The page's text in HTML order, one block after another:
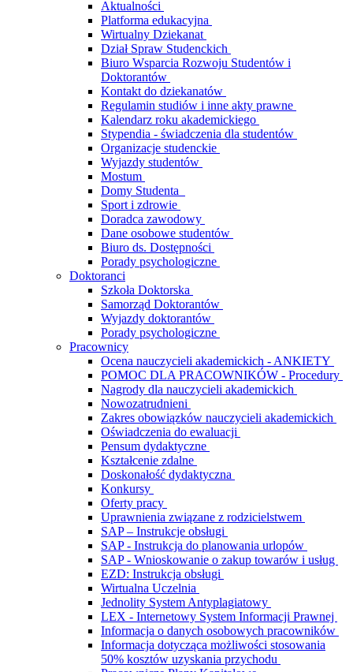
Aktualności
Platforma edukacyjna
Wirtualny Dziekanat
Dział Spraw Studenckich
Biuro Wsparcia Rozwoju Studentów i
Doktorantów
Kontakt do dziekanatów
Regulamin studiów i inne akty prawne
Kalendarz roku akademickiego
Stypendia - świadczenia dla studentów
Organizacje studenckie
Wyjazdy studentów
Mostum
Domy Studenta
Sport i zdrowie
Doradca zawodowy
Dane osobowe studentów
Biuro ds. Dostępności
Porady psychologiczne
Doktoranci
Szkoła Doktorska
Samorząd Doktorantów
Wyjazdy doktorantów
Porady psychologiczne
Pracownicy
Ocena nauczycieli akademickich - ANKIETY
POMOC DLA PRACOWNIKÓW - Procedury
Nagrody dla nauczycieli akademickich
Nowozatrudnieni
Zakres obowiązków nauczycieli akademickich
Oświadczenia do ewaluacji
Pensum dydaktyczne
Kształcenie zdalne
Doskonałość dydaktyczna
Konkursy
Oferty pracy
Uprawnienia związane z rodzicielstwem
SAP – Instrukcje obsługi
SAP - Instrukcja do planowania urlopów
SAP - Wnioskowanie o zakup towarów i usług
EZD: Instrukcja obsługi
Wirtualna Uczelnia
Jednolity System Antyplagiatowy
LEX - Internetowy System Informacji Prawnej
Informacja o danych osobowych pracowników
Informacja dotycząca możliwości stosowania
50% kosztów uzyskania przychodu